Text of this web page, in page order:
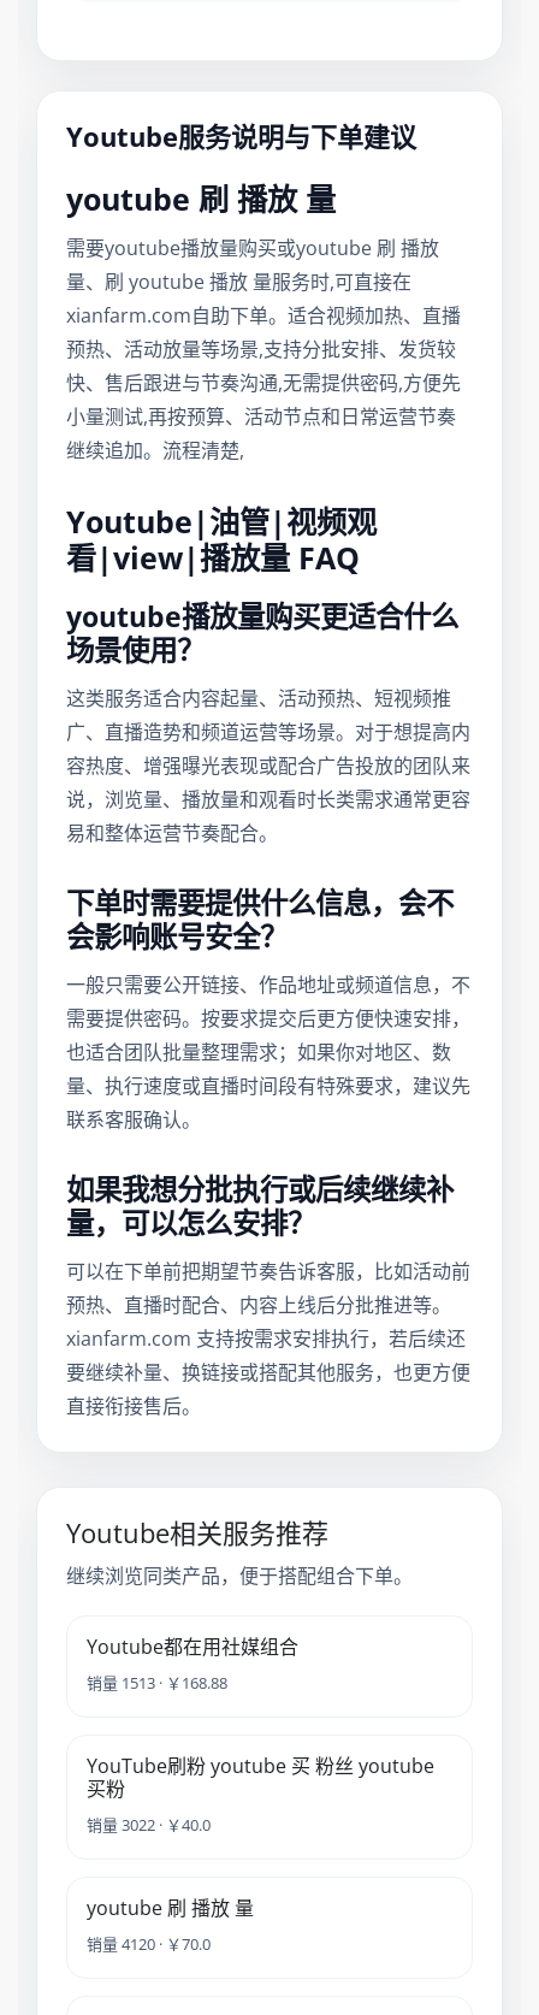
Youtube服务说明与下单建议
youtube 刷 播放 量
需要youtube播放量购买或youtube 刷 播放
量、刷 youtube 播放 量服务时,可直接在
xianfarm.com自助下单。适合视频加热、直播
预热、活动放量等场景,支持分批安排、发货较
快、售后跟进与节奏沟通,无需提供密码,方便先
小量测试,再按预算、活动节点和日常运营节奏
继续追加。流程清楚,
Youtube|油管|视频观
看|view|播放量 FAQ
youtube播放量购买更适合什么
场景使用？
这类服务适合内容起量、活动预热、短视频推
广、直播造势和频道运营等场景。对于想提高内
容热度、增强曝光表现或配合广告投放的团队来
说，浏览量、播放量和观看时长类需求通常更容
易和整体运营节奏配合。
下单时需要提供什么信息，会不
会影响账号安全？
一般只需要公开链接、作品地址或频道信息，不
需要提供密码。按要求提交后更方便快速安排，
也适合团队批量整理需求；如果你对地区、数
量、执行速度或直播时间段有特殊要求，建议先
联系客服确认。
如果我想分批执行或后续继续补
量，可以怎么安排？
可以在下单前把期望节奏告诉客服，比如活动前
预热、直播时配合、内容上线后分批推进等。
xianfarm.com 支持按需求安排执行，若后续还
要继续补量、换链接或搭配其他服务，也更方便
直接衔接售后。
Youtube相关服务推荐
继续浏览同类产品，便于搭配组合下单。
Youtube都在用社媒组合
销量 1513 · ￥168.88
YouTube刷粉 youtube 买 粉丝 youtube
买粉
销量 3022 · ￥40.0
youtube 刷 播放 量
销量 4120 · ￥70.0